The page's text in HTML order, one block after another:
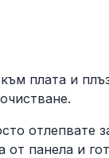
плата и
от панела и